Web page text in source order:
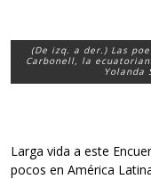
(De izq. a der.) Las
Carbonell, la
Yolanda
Larga vida a este
pocos en América